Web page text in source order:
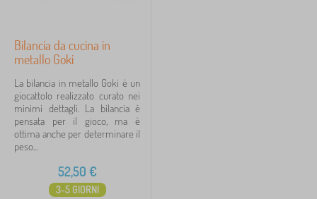
Bilancia da cucina in
metallo Goki
La bilancia in metallo Goki è un
giocattolo realizzato curato nei
minimi dettagli. La bilancia è
pensata per il gioco, ma è
ottima anche per determinare il
peso...
52,50 €
3-5 GIORNI